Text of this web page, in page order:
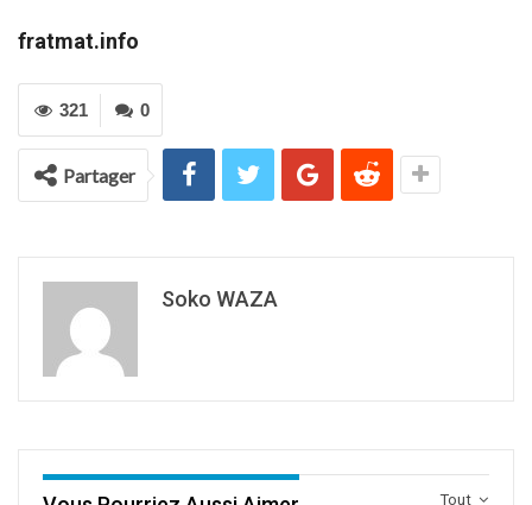
fratmat.info
0
321
Partager
Soko WAZA
Tout